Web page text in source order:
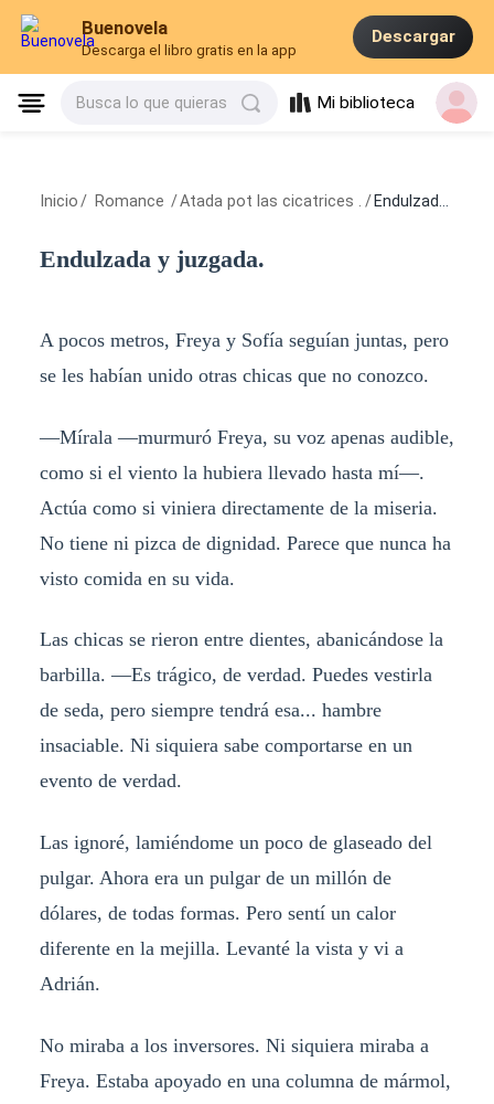
Buenovela
Descarga el libro gratis en la app
Descargar
Busca lo que quieras Mi biblioteca
Inicio / Romance /Atada pot las cicatrices . / Endulzada y juzgada.
Endulzada y juzgada.
A pocos metros, Freya y Sofía seguían juntas, pero
se les habían unido otras chicas que no conozco.
—Mírala —murmuró Freya, su voz apenas audible,
como si el viento la hubiera llevado hasta mí—.
Actúa como si viniera directamente de la miseria.
No tiene ni pizca de dignidad. Parece que nunca ha
visto comida en su vida.
Las chicas se rieron entre dientes, abanicándose la
barbilla. —Es trágico, de verdad. Puedes vestirla
de seda, pero siempre tendrá esa... hambre
insaciable. Ni siquiera sabe comportarse en un
evento de verdad.
Las ignoré, lamiéndome un poco de glaseado del
pulgar. Ahora era un pulgar de un millón de
dólares, de todas formas. Pero sentí un calor
diferente en la mejilla. Levanté la vista y vi a
Adrián.
No miraba a los inversores. Ni siquiera miraba a
Freya. Estaba apoyado en una columna de mármol,